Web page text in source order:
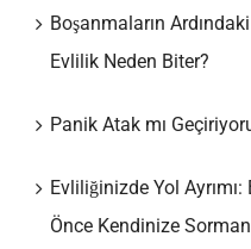
Boşanmaların
Evlilik Neden Biter?
Panik Atak mı
Evliliğinizde Yol
Önce Kendinize